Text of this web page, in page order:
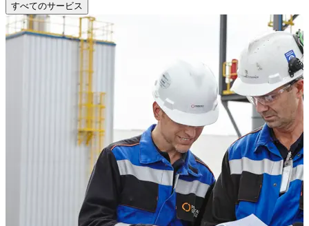
すべてのサービス